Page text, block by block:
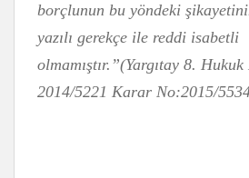
borçlunun bu yöndeki
yazılı gerekçe ile reddi isabetli
olmamıştır.”(Yargıtay 8.
2014/5221 Karar No:2015/